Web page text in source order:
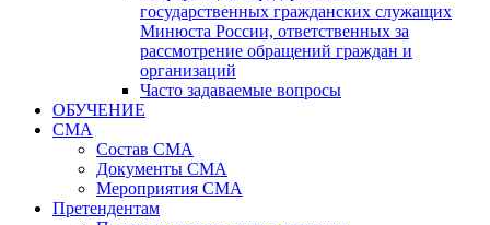
государственных гражданских служащих
Минюста России, ответственных за
рассмотрение обращений граждан и
организаций
Часто задаваемые вопросы
ОБУЧЕНИЕ
СМА
Состав СМА
Документы СМА
Мероприятия СМА
Претендентам